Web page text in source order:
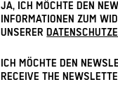
JA, ICH MÖCHTE DEN
INFORMATIONEN ZUM
UNSERER
ICH MÖCHTE DEN
RECEIVE THE